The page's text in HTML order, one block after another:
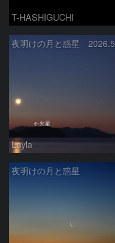
T-HASHIGUCHI
夜明けの月と惑星 2026.5
Layla
夜明けの月と惑星